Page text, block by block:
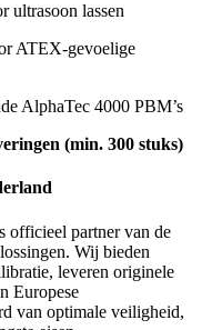
ultrasoon lassen
ATEX-gevoelige
AlphaTec 4000 PBM’s
(min. 300 stuks)
officieel partner van de
Wij bieden
leveren originele
Europese
van optimale veiligheid,